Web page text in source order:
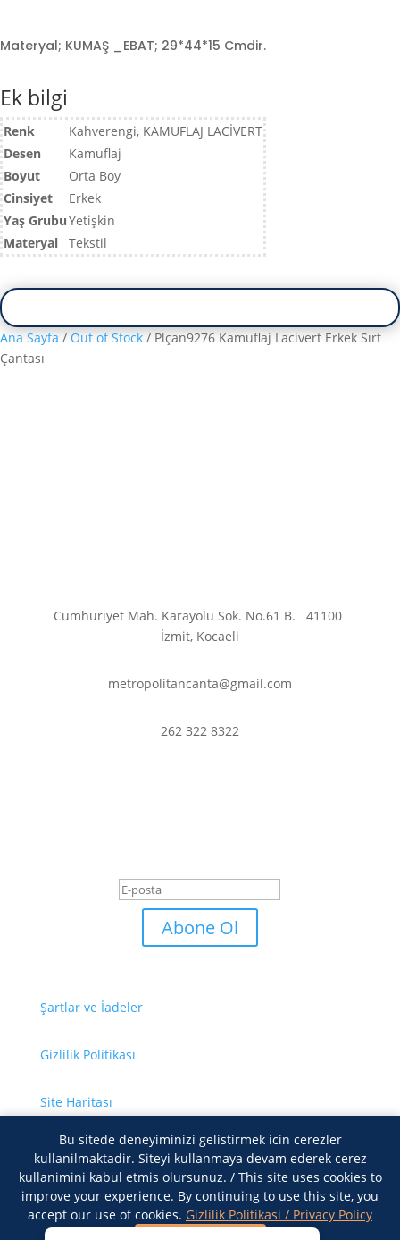
Materyal; KUMAŞ _EBAT; 29*44*15 Cmdir.
Ek bilgi
Renk
Kahverengi, KAMUFLAJ LACİVERT
Desen
Kamuflaj
Boyut
Orta Boy
Cinsiyet
Erkek
Yaş GrubuYetişkin
Materyal
Tekstil
Ana Sayfa / Out of Stock / Plçan9276 Kamuflaj Lacivert Erkek Sırt
Çantası
Cumhuriyet Mah. Karayolu Sok. No.61 B.41100
İzmit, Kocaeli
metropolitancanta@gmail.com
262 322 8322
Abone Ol
Şartlar ve İadeler
Gizlilik Politikası
Site Haritası
Bize Ulaşın
Bu sitede deneyiminizi gelistirmek icin cerezler
kullanilmaktadir. Siteyi kullanmaya devam ederek cerez
kullanimini kabul etmis olursunuz. / This site uses cookies to
improve your experience. By continuing to use this site, you
accept our use of cookies. Gizlilik Politikasi / Privacy Policy